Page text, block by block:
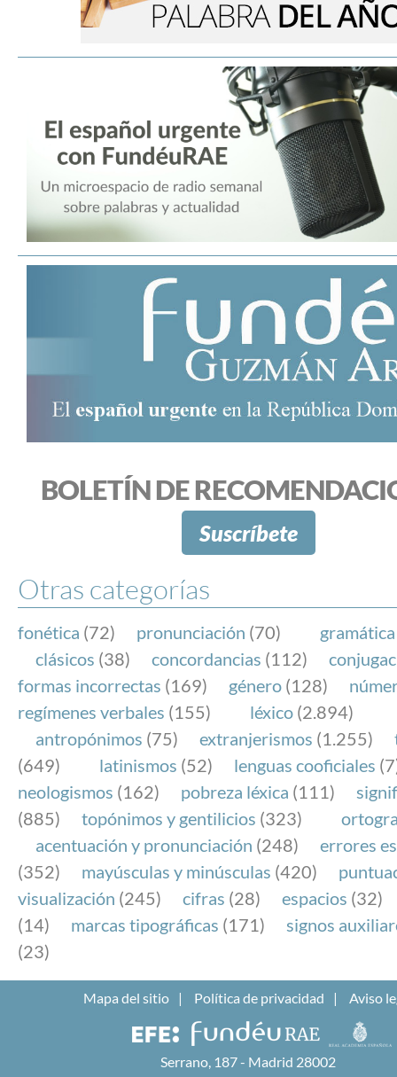
BOLETÍN DE
Suscríbete
Otras categorías
fonética (72) pronunciación (70) gramática
clásicos (38) concordancias (112)
formas incorrectas (169) género (128)
regímenes verbales (155) léxico (2.894)
antropónimos (75) extranjerismos (1.255)
(649)
latinismos (52) lenguas cooficiales
neologismos (162) pobreza léxica (111)
(885)
topónimos y gentilicios (323)
acentuación y pronunciación (248)
errores
(352)
mayúsculas y minúsculas (420)
visualización (245) cifras (28) espacios (32)
(14)
marcas tipográficas (171)
signos
(23)
Mapa del sitio Política de privacidad Aviso
Serrano, 187 - Madrid 28002